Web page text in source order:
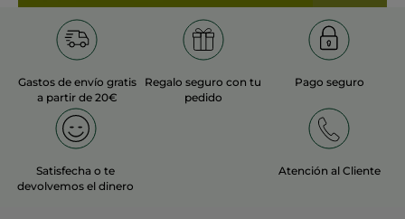
Gastos de envío gratis
a partir de 20€
Regalo seguro con tu
pedido
Pago seguro
Satisfecha o te
devolvemos el dinero
Atención al Cliente